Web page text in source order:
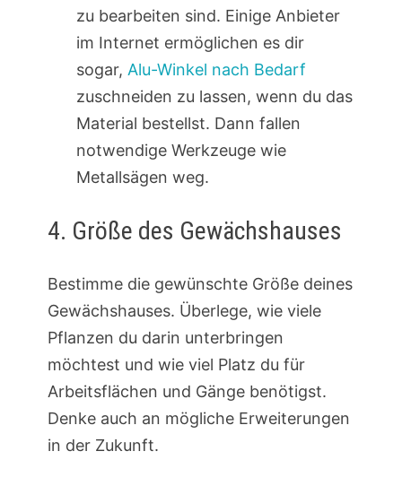
zu bearbeiten sind. Einige Anbieter
im Internet ermöglichen es dir
sogar, Alu-Winkel nach Bedarf
zuschneiden zu lassen, wenn du das
Material bestellst. Dann fallen
notwendige Werkzeuge wie
Metallsägen weg.
4. Größe des Gewächshauses
Bestimme die gewünschte Größe deines
Gewächshauses. Überlege, wie viele
Pflanzen du darin unterbringen
möchtest und wie viel Platz du für
Arbeitsflächen und Gänge benötigst.
Denke auch an mögliche Erweiterungen
in der Zukunft.